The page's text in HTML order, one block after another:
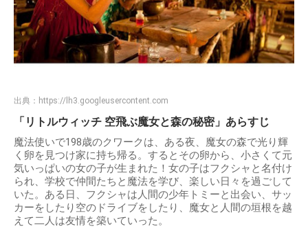
出典： https://lh3.googleusercontent.com
「リトルウィッチ 空飛ぶ魔女と森の秘密」あらすじ
魔法使いで198歳のクワークは、ある夜、魔女の森で光り輝
く卵を見つけ家に持ち帰る。するとその卵から、小さくて元
気いっぱいの女の子が生まれた！女の子はフクシャと名付け
られ、学校で仲間たちと魔法を学び、楽しい日々を過ごして
いた。ある日、フクシャは人間の少年トミーと出会い、サッ
カーをしたり空のドライブをしたり、魔女と人間の垣根を越
えて二人は友情を築いていった。